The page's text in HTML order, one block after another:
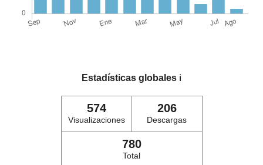
Estadísticas globales ℹ️
574
Visualizaciones
206
Descargas
780
Total